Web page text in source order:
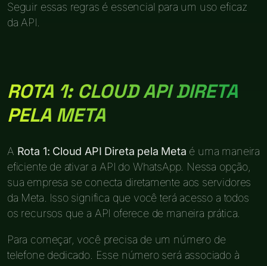
Seguir essas regras é essencial para um uso eficaz
da API.
ROTA 1: CLOUD API DIRETA
PELA META
A Rota 1: Cloud API Direta pela Meta é uma maneira
eficiente de ativar a API do WhatsApp. Nessa opção,
sua empresa se conecta diretamente aos servidores
da Meta. Isso significa que você terá acesso a todos
os recursos que a API oferece de maneira prática.
Para começar, você precisa de um número de
telefone dedicado. Esse número será associado à